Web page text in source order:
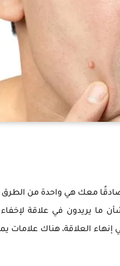
معك هي واحدة من الطرق
يريدون في علاقة لإخفاء
العلاقة، هناك علامات